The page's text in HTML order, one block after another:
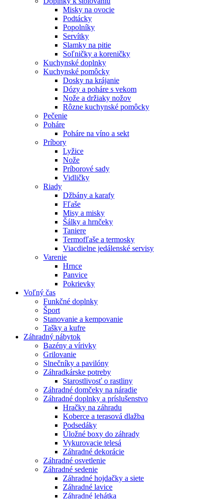
Misky na ovocie
Podtácky
Popolníky
Servítky
Slamky na pitie
Soľničky a koreničky
Kuchynské doplnky
Kuchynské pomôcky
Dosky na krájanie
Dózy a poháre s vekom
Nože a držiaky nožov
Rôzne kuchynské pomôcky
Pečenie
Poháre
Poháre na víno a sekt
Príbory
Lyžice
Nože
Príborové sady
Vidličky
Riady
Džbány a karafy
Fľaše
Misy a misky
Šálky a hrnčeky
Taniere
Termofľaše a termosky
Viacdielne jedálenské servisy
Varenie
Hrnce
Panvice
Pokrievky
Voľný čas
Funkčné doplnky
Šport
Stanovanie a kempovanie
Tašky a kufre
Záhradný nábytok
Bazény a vírivky
Grilovanie
Slnečníky a pavilóny
Záhradkárske potreby
Starostlivosť o rastliny
Záhradné domčeky na náradie
Záhradné doplnky a príslušenstvo
Hračky na záhradu
Koberce a terasová dlažba
Podsedáky
Úložné boxy do záhrady
Vykurovacie telesá
Záhradné dekorácie
Záhradné osvetlenie
Záhradné sedenie
Záhradné hojdačky a siete
Záhradné lavice
Záhradné lehátka